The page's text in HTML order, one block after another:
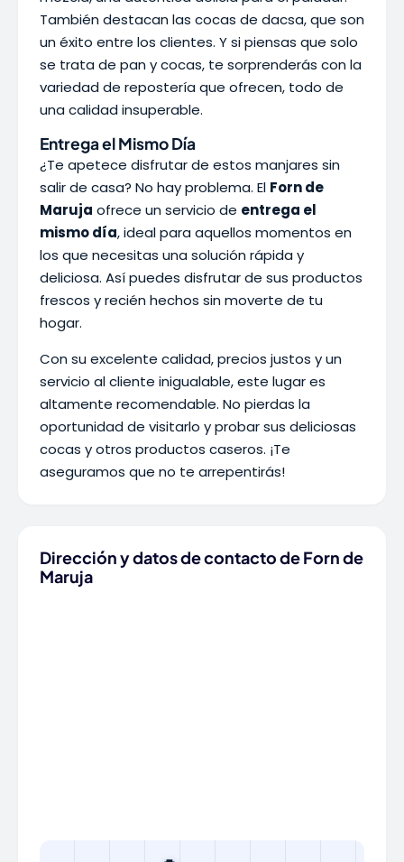
También destacan las cocas de dacsa, que son
un éxito entre los clientes. Y si piensas que solo
se trata de pan y cocas, te sorprenderás con la
variedad de repostería que ofrecen, todo de
una calidad insuperable.
Entrega el Mismo Día
¿Te apetece disfrutar de estos manjares sin
salir de casa? No hay problema. El Forn de
Maruja ofrece un servicio de entrega el
mismo día, ideal para aquellos momentos en
los que necesitas una solución rápida y
deliciosa. Así puedes disfrutar de sus productos
frescos y recién hechos sin moverte de tu
hogar.
Con su excelente calidad, precios justos y un
servicio al cliente inigualable, este lugar es
altamente recomendable. No pierdas la
oportunidad de visitarlo y probar sus deliciosas
cocas y otros productos caseros. ¡Te
aseguramos que no te arrepentirás!
Dirección y datos de contacto de Forn de
Maruja